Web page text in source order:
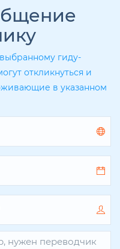
гиду-
откликнуться и
в указанном